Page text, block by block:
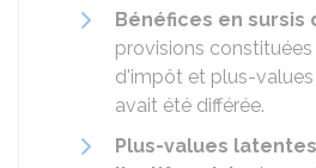
Bénéfices en sursis
provisions
d'impôt et plus-
avait été différée.
Plus-values